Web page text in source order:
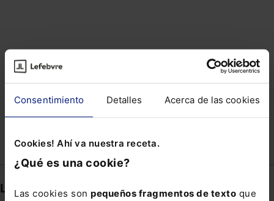
Consentimiento Detalles Acerca de las cookies
Cookies! Ahí va nuestra receta.
¿Qué es una cookie?
Las cookies son pequeños fragmentos de texto que
Artículos del autor Sobre el autor
ARTÍCULOS RELACIONADOS DE
OTROS AUTORES
Links directos